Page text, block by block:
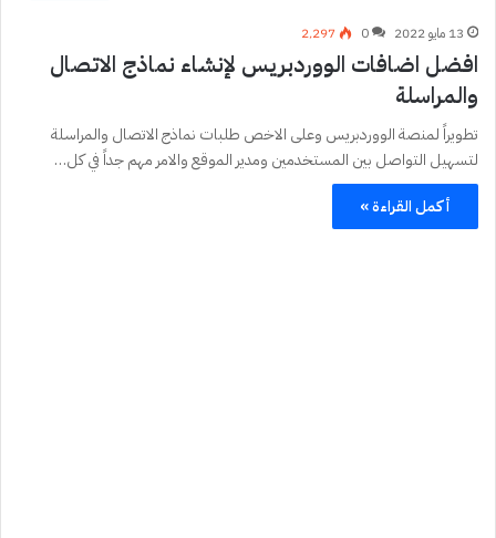
13 مايو 2022 0 2٬297
افضل اضافات الووردبريس لإنشاء نماذج الاتصال
والمراسلة
تطويراً لمنصة الووردبريس وعلى الاخص طلبات نماذج الاتصال والمراسلة
لتسهيل التواصل بين المستخدمين ومدير الموقع والامر مهم جداً في كل…
أكمل القراءة »